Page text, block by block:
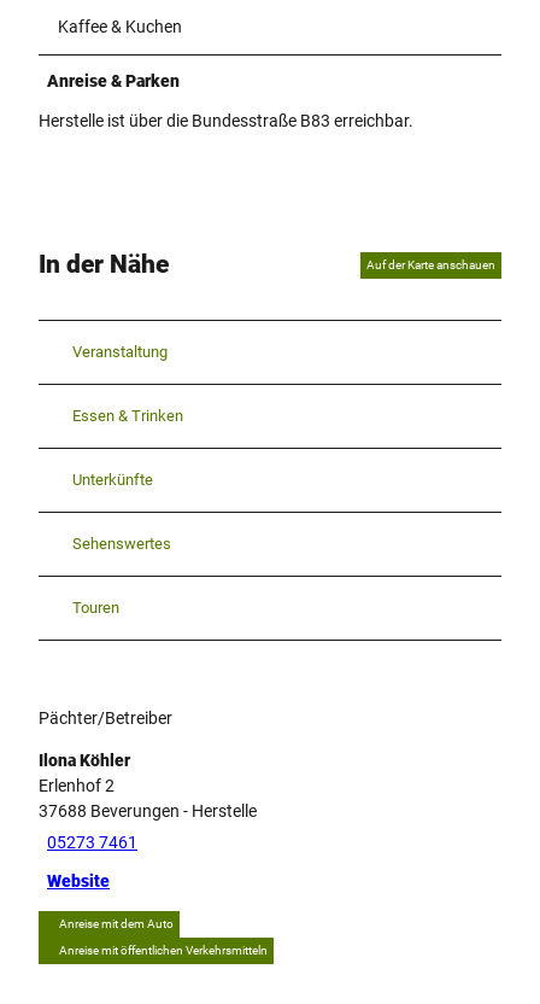
Kaffee & Kuchen
Anreise & Parken
Herstelle ist über die Bundesstraße B83 erreichbar.
In der Nähe Auf der Karte anschauen
Veranstaltung
Essen & Trinken
Unterkünfte
Sehenswertes
Touren
Pächter/Betreiber
Ilona Köhler
Erlenhof 2
37688 Beverungen - Herstelle
05273 7461
Website
Anreise mit dem Auto
Anreise mit öffentlichen Verkehrsmitteln